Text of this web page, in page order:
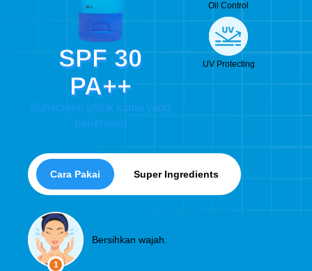
SPF 30
PA++
Sunscreen untuk kamu yang
berjerawat
Oil Control
UV Protecting
Cara Pakai Super Ingredients
1
Bersihkan wajah.